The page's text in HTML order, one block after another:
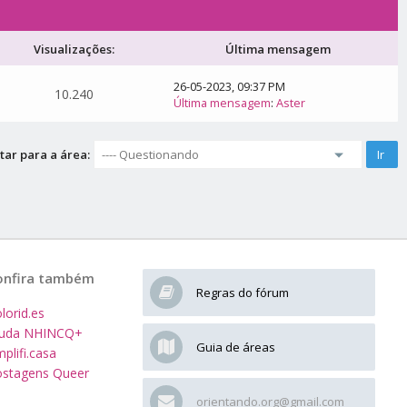
Visualizações: Última mensagem
10.240
26-05-2023, 09:37 PM
Última mensagem:Aster
para a área:
Regras do fórum
Guia de áreas
orientando.org@gmail.com
também
NHINCQ+
Queer